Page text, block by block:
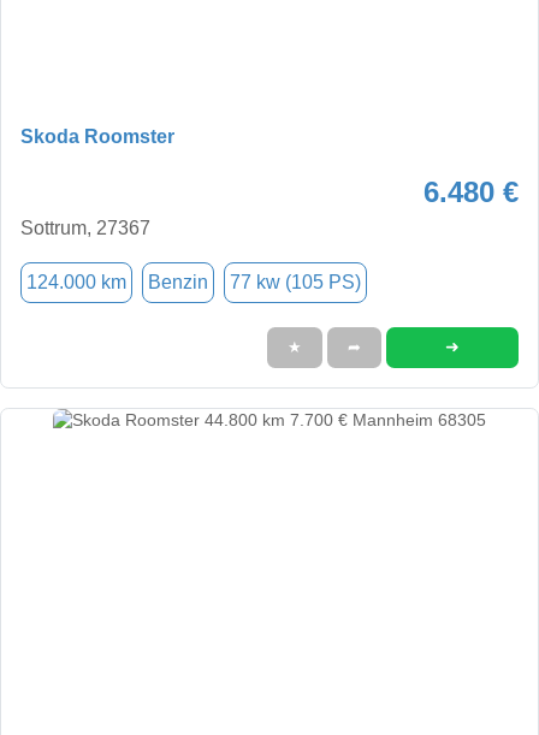
Skoda Roomster
6.480 €
Sottrum, 27367
124.000 km Benzin 77 kw (105 PS)
★ ➦ ➜